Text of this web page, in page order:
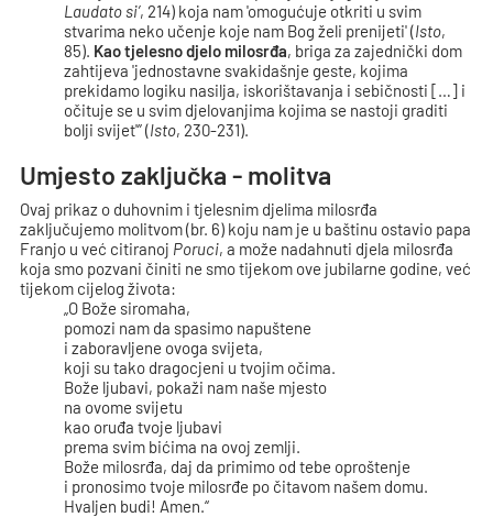
Laudato si’, 214) koja nam 'omogućuje otkriti u svim
stvarima neko učenje koje nam Bog želi prenijeti' (Isto,
85). Kao tjelesno djelo milosrđa, briga za zajednički dom
zahtijeva 'jednostavne svakidašnje geste, kojima
prekidamo logiku nasilja, iskorištavanja i sebičnosti […] i
očituje se u svim djelovanjima kojima se nastoji graditi
bolji svijet'” (Isto, 230-231).
Umjesto zaključka - molitva
Ovaj prikaz o duhovnim i tjelesnim djelima milosrđa
zaključujemo molitvom (br. 6) koju nam je u baštinu ostavio papa
Franjo u već citiranoj Poruci, a može nadahnuti djela milosrđa
koja smo pozvani činiti ne smo tijekom ove jubilarne godine, već
tijekom cijelog života:
„O Bože siromaha,
pomozi nam da spasimo napuštene
i zaboravljene ovoga svijeta,
koji su tako dragocjeni u tvojim očima.
Bože ljubavi, pokaži nam naše mjesto
na ovome svijetu
kao oruđa tvoje ljubavi
prema svim bićima na ovoj zemlji.
Bože milosrđa, daj da primimo od tebe oproštenje
i pronosimo tvoje milosrđe po čitavom našem domu.
Hvaljen budi! Amen.“